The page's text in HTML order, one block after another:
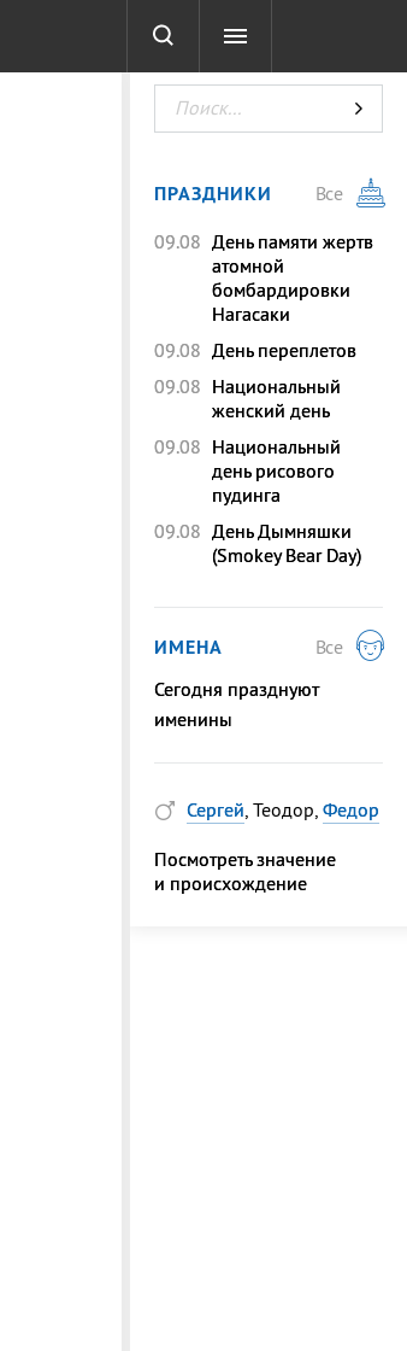
ТЕСТЫ
ПРАЗДНИКИ
Все
09.08 День памяти жертв
атомной
бомбардировки
Нагасаки
09.08 День переплетов
09.08 Национальный
женский день
09.08 Национальный
день рисового
пудинга
09.08 День Дымняшки
(Smokey Bear Day)
ИМЕНА
Все
Сегодня празднуют
именины
Сергей, Теодор, Федор
Посмотреть значение
и происхождение